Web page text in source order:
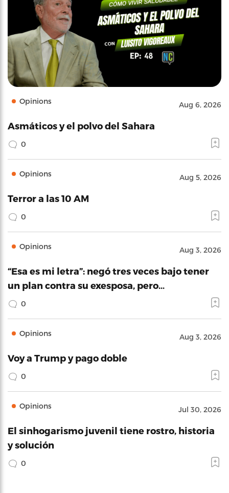
Opinions Aug 6, 2026
Asmáticos y el polvo del Sahara
0
Opinions Aug 5, 2026
Terror a las 10 AM
0
Opinions Aug 3, 2026
“Esa es mi letra”: negó tres veces bajo tener
un plan contra su exesposa, pero…
0
Opinions Aug 3, 2026
Voy a Trump y pago doble
0
Opinions Jul 30, 2026
El sinhogarismo juvenil tiene rostro, historia
y solución
0